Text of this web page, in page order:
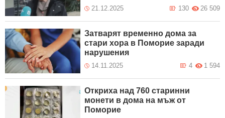
21.12.2025 26 509
130
Затварят временно дома за
стари хора в Поморие заради
нарушения
14.11.2025 1 594
4
Откриха над 760 старинни
монети в дома на мъж от
Поморие